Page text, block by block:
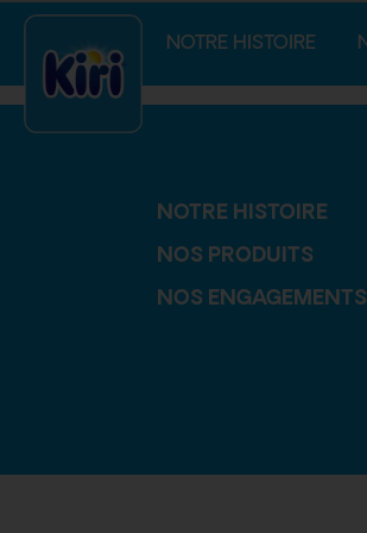
NOTRE HISTOIRE
index.php
NOTRE HISTOIRE
NOS PRODUITS
NOS ENGAGEMENTS